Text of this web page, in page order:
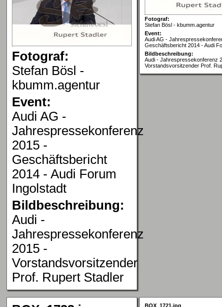
Fotograf:
Stefan Bösl -
kbumm.agentur
Event:
Audi AG -
Jahrespressekonferenz
2015 -
Geschäftsbericht
2014 - Audi Forum
Ingolstadt
Bildbeschreibung:
Audi -
Jahrespressekonferenz
2015 -
Vorstandsvorsitzender
Prof. Rupert Stadler
Fotograf:
Stefan Bösl - kbumm.agentur
Event:
Audi AG -
Geschäftsbericht 2014 - Audi
Bildbeschreibung:
Audi - Jahrespressekonferenz
Vorstandsvorsitzender Prof.
BOX_1721.jpg